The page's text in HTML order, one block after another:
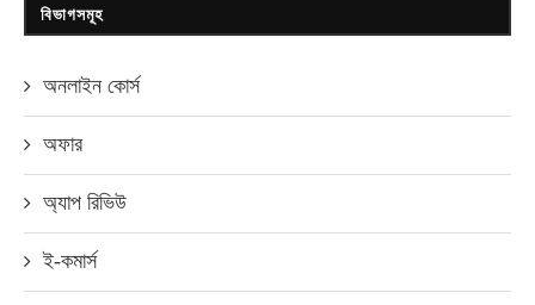
বিভাগসমূহ
অনলাইন কোর্স
অফার
অ্যাপ রিভিউ
ই-কমার্স